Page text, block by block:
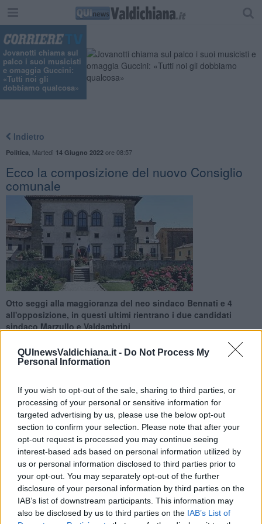
QUInewsValdichiana.it - Do Not Process My
Personal Information
If you wish to opt-out of the sale, sharing to third parties, or
processing of your personal or sensitive information for
targeted advertising by us, please use the below opt-out
section to confirm your selection. Please note that after your
opt-out request is processed you may continue seeing
interest-based ads based on personal information utilized by
us or personal information disclosed to third parties prior to
your opt-out. You may separately opt-out of the further
disclosure of your personal information by third parties on the
IAB’s list of downstream participants. This information may
also be disclosed by us to third parties on the IAB’s List of
Jovanotti chiama sul
palco i suoi musicisti
e omaggia Guccini:
«Tutti noi gli
dobbiamo qualcosa»
Indietro
Politica Martedì 14 Giugno 2022ore 08:57
Ecco la composizione del nuovo Consiglio
comunale
Otto seggi alla maggioranza del neo sindaco Bennati e 4
all'opposizione, in questi ultimi rientrano i due candidati
sindaco Marzullo e Valdambrini
MONTE SAN SAVINO —Il nuovo sindaco di Monte San
SavinoGianni Bennati con la lista civica "52048 Rinasci"
sostenuta dal centrodestra ha vinto sul centrosinistra per appena
12 voti. Un esito arrivato sul filo del rasoio, dopo uno spoglio durato
poco più di due ore ma ricco di colpi di scena. Una sfida, appunto,
Ecco quindi la composizione delnuovo Consiglio comunale.